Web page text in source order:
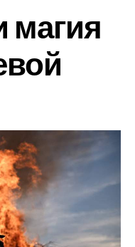
магия